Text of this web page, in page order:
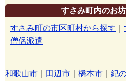
すさみ町内のお
すさみ町の市区町村から探す
僧侶派遣
和歌山市 田辺市 橋本市 紀